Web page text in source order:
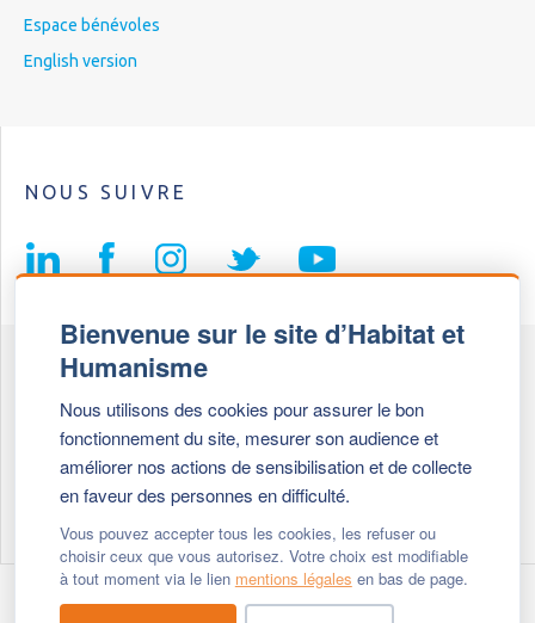
Bienvenue sur le site d’Habitat et
Humanisme
Nous utilisons des cookies pour assurer le bon
fonctionnement du site, mesurer son audience et
améliorer nos actions de sensibilisation et de collecte
en faveur des personnes en difficulté.
Vous pouvez accepter tous les cookies, les refuser ou
choisir ceux que vous autorisez. Votre choix est modifiable
à tout moment via le lien mentions légales en bas de page.
Espace bénévoles
English version
NOUS SUIVRE
69647 Caluire et Cuire cedex
+ 33 (0)4 72 27 42 58
- © 2026 Habitat & Humanisme